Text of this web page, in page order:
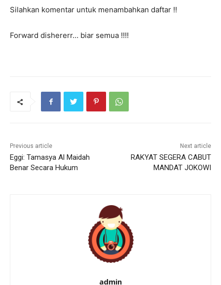
Silahkan komentar untuk menambahkan daftar !!
Forward dishererr… biar semua !!!!
Previous article
Eggi: Tamasya Al Maidah
Benar Secara Hukum
Next article
RAKYAT SEGERA CABUT
MANDAT JOKOWI
admin